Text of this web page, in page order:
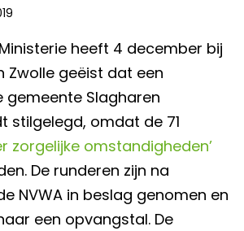
heeft 4 december bij
Zwolle geëist dat een
gemeente Slagharen
stilgelegd, omdat de 71
zorgelijke omstandigheden’
De runderen zijn na
NVWA in beslag genomen en
een opvangstal. De